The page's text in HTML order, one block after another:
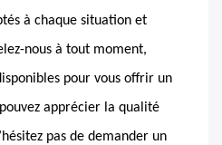
à chaque situation et
nous à tout moment,
pour vous offrir un
apprécier la qualité
pas de demander un